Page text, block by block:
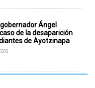
Ángel
de la desaparición
de Ayotzinapa